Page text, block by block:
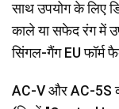
साथ उपयोग के लिए
काले या सफेद रंग में
सिंगल-गैंग EU फॉर्म
AC-V और AC-5S